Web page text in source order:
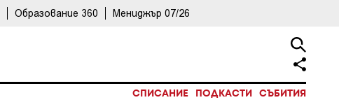
Образование 360 Мениджър 07/26
СПИСАНИЕ ПОДКАСТИ СЪБИТИЯ